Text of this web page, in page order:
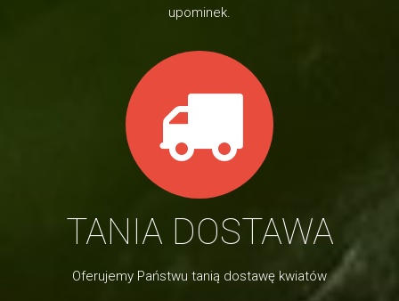
upominek.
TANIA DOSTAWA
Oferujemy Państwu tanią dostawę kwiatów